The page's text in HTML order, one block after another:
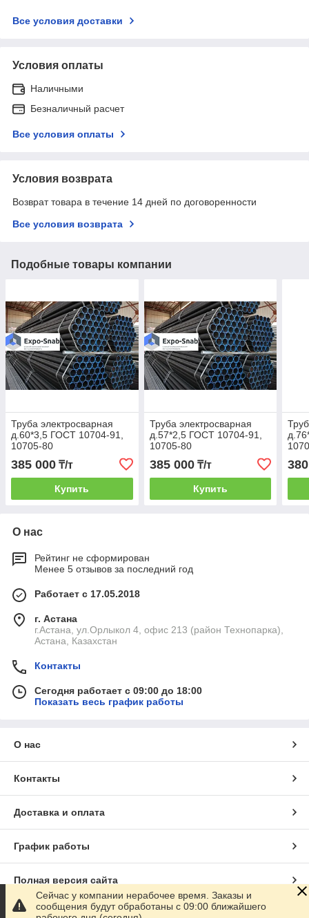
Все условия доставки
Условия оплаты
Наличными
Безналичный расчет
Все условия оплаты
Условия возврата
Возврат товара в течение 14 дней по договоренности
Все условия возврата
Подобные товары компании
Труба электросварная
д.60*3,5 ГОСТ 10704-91,
10705-80
385 000 ₸/т
Купить
Труба электросварная
д.57*2,5 ГОСТ 10704-91,
10705-80
385 000₸/т
Купить
О нас
Рейтинг не сформирован
Менее 5 отзывов за последний год
Работает с 17.05.2018
г. Астана
г.Астана, ул.Орлыкол 4, офис 213 (район Технопарка),
Астана, Казахстан
Контакты
Сегодня работает с 09:00 до 18:00
Показать весь график работы
О нас
Контакты
Доставка и оплата
График работы
Полная версия сайта
Сайт создан на маркетплейсе
Сейчас у компании нерабочее время. Заказы и
сообщения будут обработаны с 09:00 ближайшего